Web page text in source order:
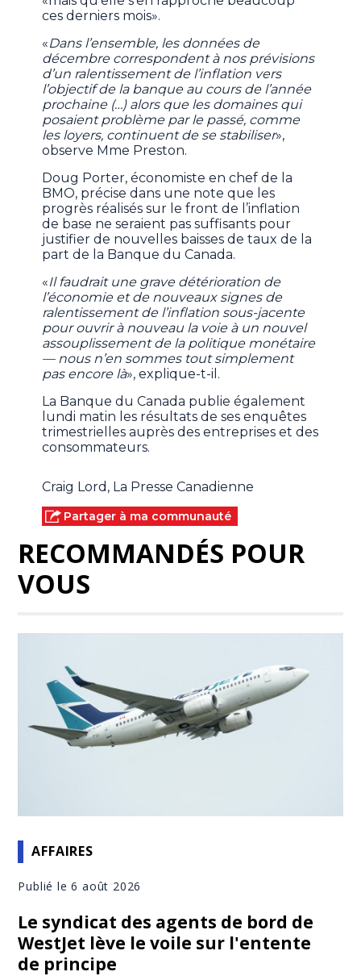
ces derniers mois».
«Dans l’ensemble, les données de
décembre correspondent à nos prévisions
d’un ralentissement de l’inflation vers
l’objectif de la banque au cours de l’année
prochaine (…) alors que les domaines qui
posaient problème par le passé, comme
les loyers, continuent de se stabiliser»,
observe Mme Preston.
Doug Porter, économiste en chef de la
BMO, précise dans une note que les
progrès réalisés sur le front de l’inflation
de base ne seraient pas suffisants pour
justifier de nouvelles baisses de taux de la
part de la Banque du Canada.
«Il faudrait une grave détérioration de
l’économie et de nouveaux signes de
ralentissement de l’inflation sous-jacente
pour ouvrir à nouveau la voie à un nouvel
assouplissement de la politique monétaire
— nous n’en sommes tout simplement
pas encore là», explique-t-il.
La Banque du Canada publie également
lundi matin les résultats de ses enquêtes
trimestrielles auprès des entreprises et des
consommateurs.
Craig Lord, La Presse Canadienne
Partager à ma communauté
RECOMMANDÉS POUR
VOUS
AFFAIRES
Publié le 6 août 2026
Le syndicat des agents de bord de
WestJet lève le voile sur l'entente
de principe